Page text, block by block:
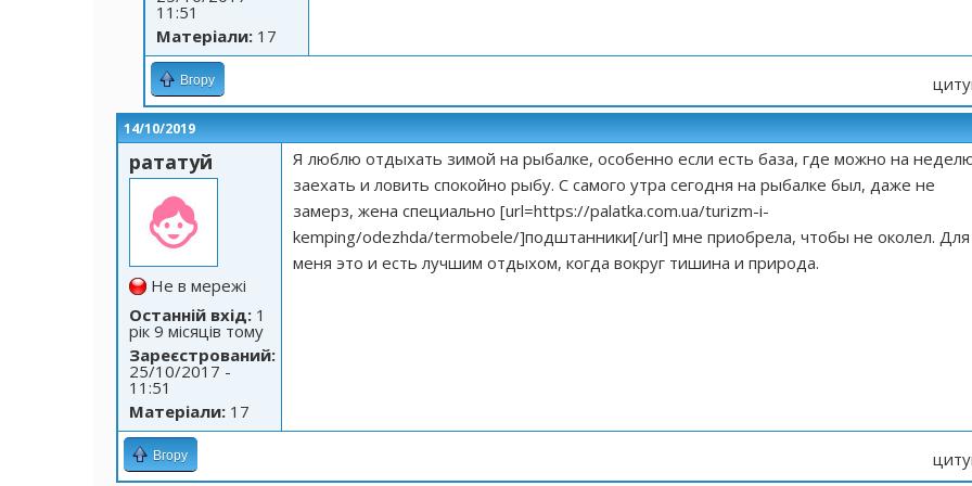
11:51
Матеріали: 17
Вгору
14/10/2019
рататуй
Не в мережі
Останній вхід: 1
рік 9 місяців тому
Зареєстрований:
25/10/2017 -
11:51
Матеріали: 17
Я люблю отдыхать зимой на рыбалке, особенно если есть база, где можно на
заехать и ловить спокойно рыбу. С самого утра сегодня на рыбалке был, даже не
замерз, жена специально [url=https://palatka.com.ua/turizm-i-
kemping/odezhda/termobele/]подштанники[/url] мне приобрела, чтобы не околел. Для
меня это и есть лучшим отдыхом, когда вокруг тишина и природа.
Вгору